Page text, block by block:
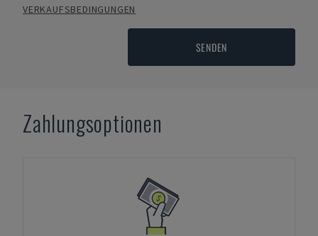
VERKAUFSBEDINGUNGEN
SENDEN
Zahlungsoptionen